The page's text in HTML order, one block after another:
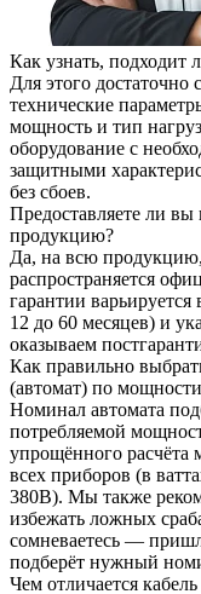
Как узнать, подходит
Для этого
технические
мощность и тип
оборудование с
защитными
без сбоев.
Предоставляете ли
продукцию?
Да, на всю
распространяется
гарантии
12 до 60 месяцев) и
оказываем
Как правильно
(автомат) по
Номинал автомата
потребляемой
упрощённого
всех приборов (в
380В). Мы также
избежать ложных
сомневаетесь —
подберёт нужный
Чем отличается